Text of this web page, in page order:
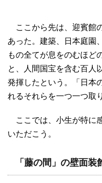
ここから先は、迎賓館
あった。建築、日本庭
もの全てが息をのむほど
と、人間国宝を含む百人
発揮したという。「日本
れるそれらを一つ一つ取
ここでは、小生が特に
いただこう。
「藤の間」の壁面装